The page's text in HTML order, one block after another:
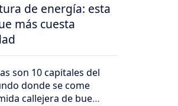
de energía: esta
más cuesta
son 10 capitales del
donde se come
callejera de buen